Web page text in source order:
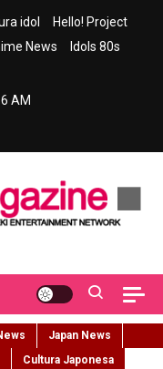
idol
Hello! Project
News
Idols 80s
AM
Japan News
Cultura Japonesa